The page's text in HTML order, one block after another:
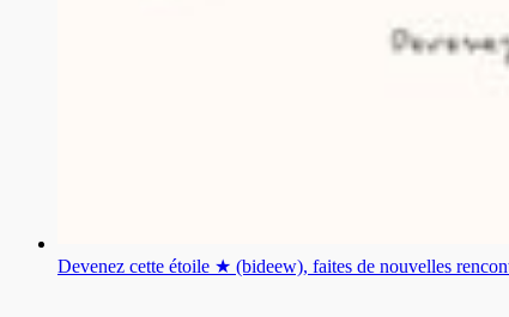
Devenez cette étoile ★ (bideew), faites de nouvelles